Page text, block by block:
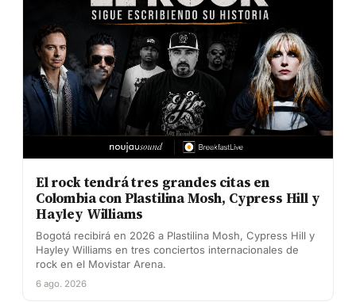
El rock tendrá tres grandes citas en
Colombia con Plastilina Mosh, Cypress Hill y
Hayley Williams
Bogotá recibirá en 2026 a Plastilina Mosh, Cypress Hill y
Hayley Williams en tres conciertos internacionales de
rock en el Movistar Arena.
6 ago. 2026